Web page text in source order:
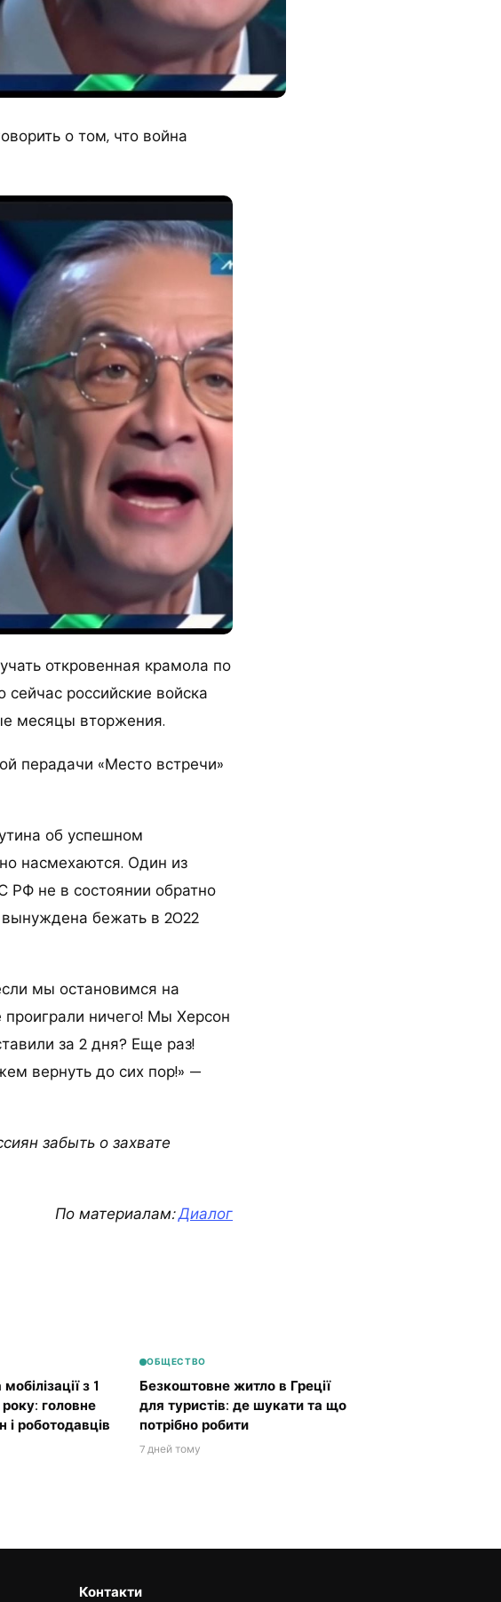
о том, что война
откровенная крамола по
российские войска
месяцы вторжения.
перадачи «Место встречи»
об успешном
насмехаются. Один из
РФ не в состоянии обратно
вынуждена бежать в 2022
мы остановимся на
проиграли ничего! Мы Херсон
за 2 дня? Еще раз!
вернуть до сих пор!» —
забыть о захвате
По материалам:Диалог
з 1
головне
і роботодавців
ОБЩЕСТВО
Безкоштовне житло в Греції
для туристів: де шукати та що
потрібно робити
7 дней тому
Контакти